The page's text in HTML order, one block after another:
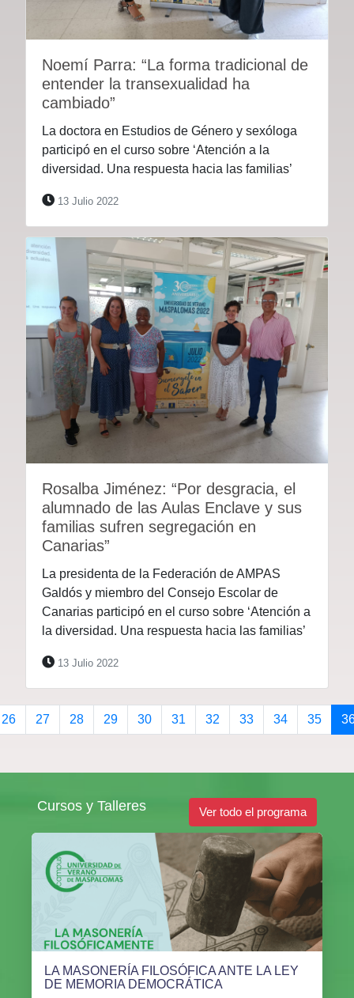
Noemí Parra: “La forma tradicional de
entender la transexualidad ha
cambiado”
La doctora en Estudios de Género y sexóloga
participó en el curso sobre ‘Atención a la
diversidad. Una respuesta hacia las familias’
13 Julio 2022
Rosalba Jiménez: “Por desgracia, el
alumnado de las Aulas Enclave y sus
familias sufren segregación en
Canarias”
La presidenta de la Federación de AMPAS
Galdós y miembro del Consejo Escolar de
Canarias participó en el curso sobre ‘Atención a
la diversidad. Una respuesta hacia las familias’
13 Julio 2022
26 27 28 29 30 31 32 33 34 35
Cursos y Talleres Ver todo el programa
LA MASONERÍA FILOSÓFICA ANTE LA LEY
DE MEMORIA DEMOCRÁTICA